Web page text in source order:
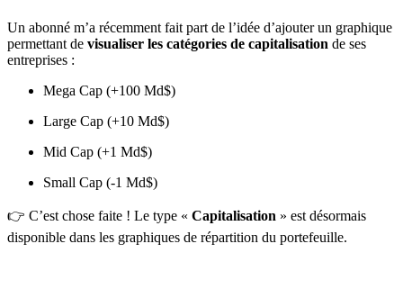
Un abonné m’a récemment fait part de l’idée d’ajouter un graphique
permettant de visualiser les catégories de capitalisation de ses
entreprises :
Mega Cap (+100 Md$)
Large Cap (+10 Md$)
Mid Cap (+1 Md$)
Small Cap (-1 Md$)
👉 C’est chose faite ! Le type « Capitalisation » est désormais
disponible dans les graphiques de répartition du portefeuille.